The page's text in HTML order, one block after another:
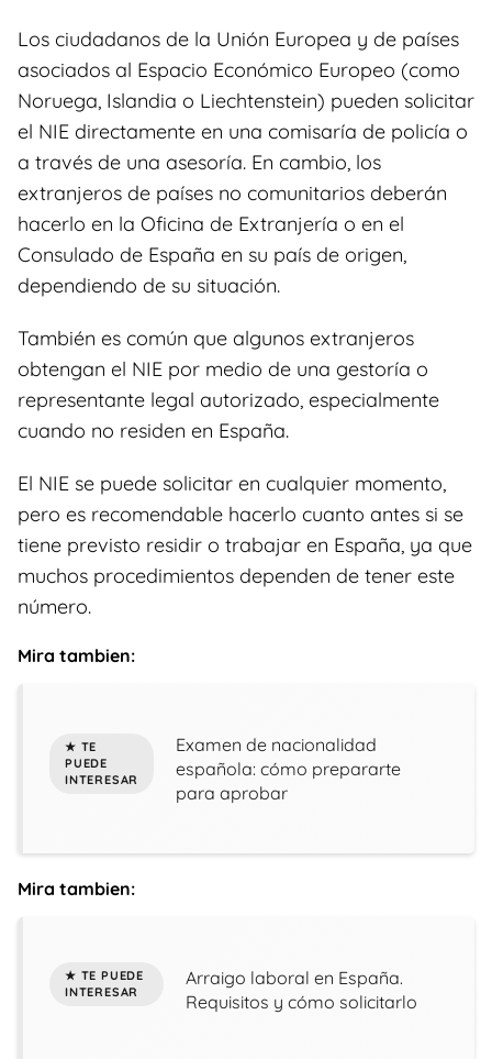
Los ciudadanos de la Unión Europea y de países
asociados al Espacio Económico Europeo (como
Noruega, Islandia o Liechtenstein) pueden solicitar
el NIE directamente en una comisaría de policía o
a través de una asesoría. En cambio, los
extranjeros de países no comunitarios deberán
hacerlo en la Oficina de Extranjería o en el
Consulado de España en su país de origen,
dependiendo de su situación.
También es común que algunos extranjeros
obtengan el NIE por medio de una gestoría o
representante legal autorizado, especialmente
cuando no residen en España.
El NIE se puede solicitar en cualquier momento,
pero es recomendable hacerlo cuanto antes si se
tiene previsto residir o trabajar en España, ya que
muchos procedimientos dependen de tener este
número.
Mira tambien:
Examen de nacionalidad
española: cómo prepararte
para aprobar
Mira tambien:
Arraigo laboral en España.
Requisitos y cómo solicitarlo